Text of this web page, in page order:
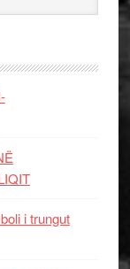
i trungut